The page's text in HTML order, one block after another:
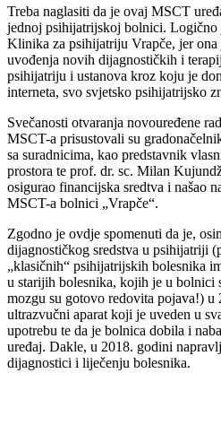
Treba naglasiti da je ovaj MSCT
jednoj psihijatrijskoj bolnici. Logično
Klinika za psihijatriju Vrapče, jer
uvođenja novih dijagnostičkih i
psihijatriju i ustanova kroz koju je
interneta, svo svjetsko psihijatrijsko
Svečanosti otvaranja novouređene
MSCT-a prisustovali su
sa suradnicima, kao predstavnik
prostora te prof. dr. sc. Milan
osigurao financijska sredtva i našao
MSCT-a bolnici „Vrapče“.
Zgodno je ovdje spomenuti da je,
dijagnostičkog sredstva u psihijatriji
„klasičnih“ psihijatrijskih bolesnika
u starijih bolesnika, kojih je u bolnici
mozgu su gotovo redovita pojava!)
ultrazvučni aparat koji je uveden u
upotrebu te da je bolnica dobila i
uređaj. Dakle, u 2018. godini
dijagnostici i liječenju bolesnika.